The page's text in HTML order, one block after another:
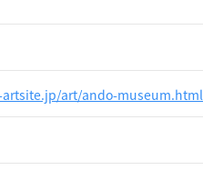
art/ando-museum.html